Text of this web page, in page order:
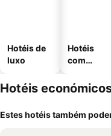
Hotéis de
luxo
Hotéis
com
Hotéis
Estes hotéis também